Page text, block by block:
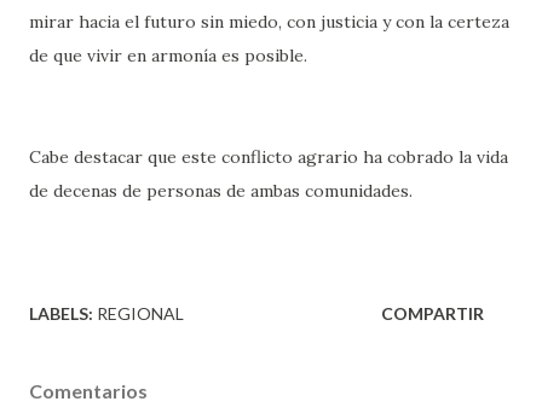
mirar hacia el futuro sin miedo, con justicia y con la certeza
de que vivir en armonía es posible.
Cabe destacar que este conflicto agrario ha cobrado la vida
de decenas de personas de ambas comunidades.
LABELS: REGIONAL COMPARTIR
Comentarios